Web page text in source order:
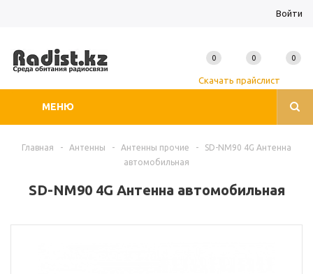
Войти
МЕНЮ
Скачать прайслист
0 0 0
Главная - Антенны - Антенны прочие -
SD-NM90 4G Антенна
автомобильная
SD-NM90 4G Антенна автомобильная